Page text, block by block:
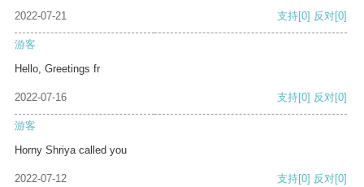
2022-07-21 支持[0] 反对[0]
游客
Hello, Greetings fr
2022-07-16 支持[0] 反对[0]
游客
Horny Shriya called you
2022-07-12 支持[0] 反对[0]